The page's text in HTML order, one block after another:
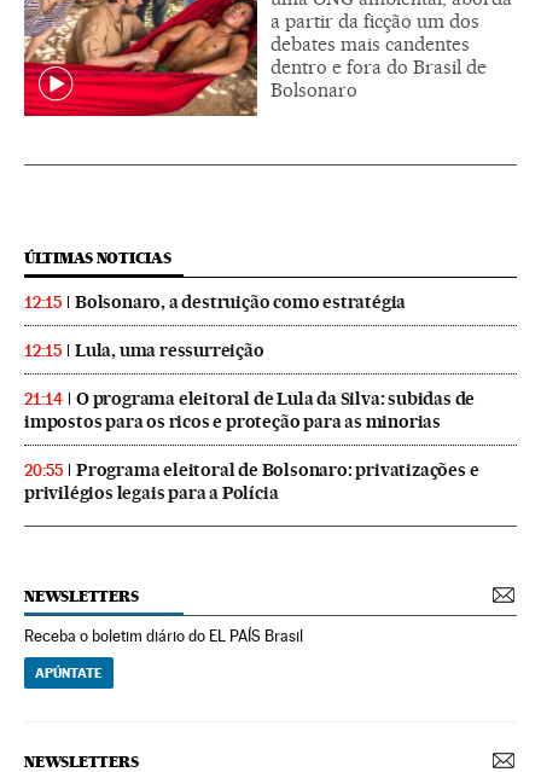
a partir da ficção um dos
debates mais candentes
dentro e fora do Brasil de
Bolsonaro
ÚLTIMAS NOTICIAS
12:15 Bolsonaro, a destruição como estratégia
12:15 Lula, uma ressurreição
21:14
O programa eleitoral de Lula da Silva: subidas de
impostos para os ricos e proteção para as minorias
20:55
Programa eleitoral de Bolsonaro: privatizações e
privilégios legais para a Polícia
NEWSLETTERS
Receba o boletim diário do EL PAÍS Brasil
APÚNTATE
NEWSLETTERS